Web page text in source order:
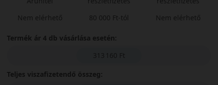
Nem elérhető
80 000 Ft-tól
Nem elérhető
Termék ár 4 db vásárlása esetén:
313 160 Ft
Teljes viszafizetendő összeg: